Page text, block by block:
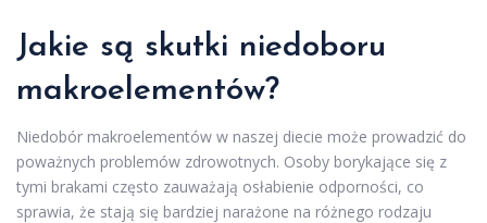
Jakie są skutki niedoboru
makroelementów?
Niedobór makroelementów w naszej diecie może prowadzić do
poważnych problemów zdrowotnych. Osoby borykające się z
tymi brakami często zauważają osłabienie odporności, co
sprawia, że stają się bardziej narażone na różnego rodzaju